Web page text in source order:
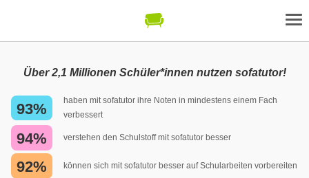
Über 2,1 Millionen Schüler*innen nutzen sofatutor!
93%
haben mit sofatutor ihre Noten in mindestens einem Fach
verbessert
94% verstehen den Schulstoff mit sofatutor besser
92% können sich mit sofatutor besser auf Schularbeiten vorbereiten